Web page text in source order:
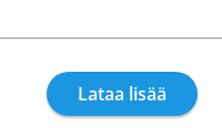
Lataa lisää